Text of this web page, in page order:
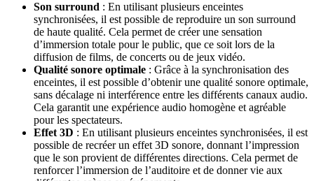
Son surround : En utilisant plusieurs enceintes
synchronisées, il est possible de reproduire un son surround
de haute qualité. Cela permet de créer une sensation
d’immersion totale pour le public, que ce soit lors de la
diffusion de films, de concerts ou de jeux vidéo.
Qualité sonore optimale : Grâce à la synchronisation des
enceintes, il est possible d’obtenir une qualité sonore optimale,
sans décalage ni interférence entre les différents canaux audio.
Cela garantit une expérience audio homogène et agréable
pour les spectateurs.
Effet 3D : En utilisant plusieurs enceintes synchronisées, il est
possible de recréer un effet 3D sonore, donnant l’impression
que le son provient de différentes directions. Cela permet de
renforcer l’immersion de l’auditoire et de donner vie aux